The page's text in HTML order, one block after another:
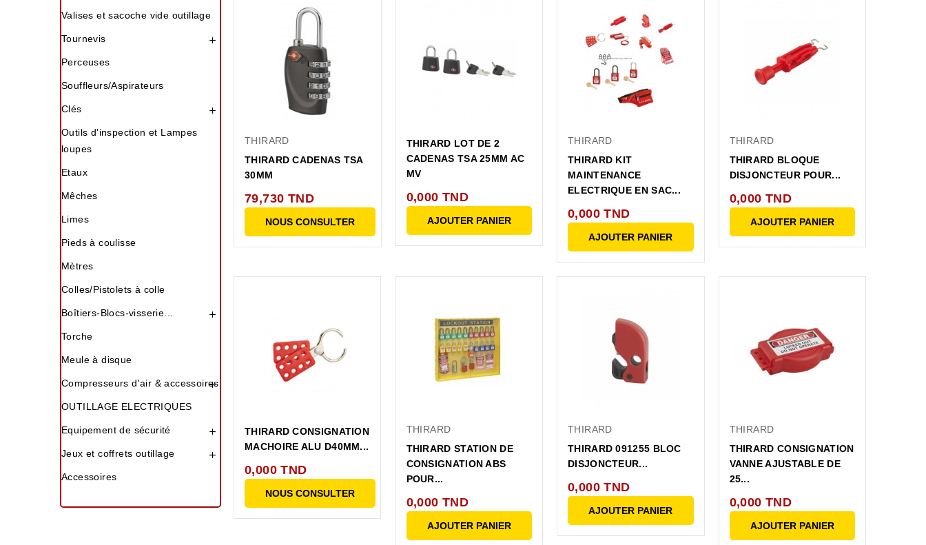
Valises et sacoche vide outillage
Tournevis 
Perceuses
Souffleurs/Aspirateurs
Clés 
Outils d'inspection et Lampes
loupes
Etaux
Mêches
Limes
Pieds à coulisse
Mètres
Colles/Pistolets à colle
Boîtiers-Blocs-visserie... 
Torche
Meule à disque
Compresseurs d'air & accessoires

OUTILLAGE ELECTRIQUES
Equipement de sécurité 
Jeux et coffrets outillage 
Accessoires
THIRARD
THIRARD CADENAS TSA
30MM
79,730 TND
NOUS CONSULTER
THIRARD LOT DE 2
CADENAS TSA 25MM AC
MV
0,000 TND
AJOUTER PANIER
THIRARD
THIRARD KIT
MAINTENANCE
ELECTRIQUE EN SAC...
0,000 TND
AJOUTER PANIER
THIRARD
THIRARD BLOQUE
DISJONCTEUR POUR...
0,000 TND
AJOUTER PANIER
THIRARD CONSIGNATION
MACHOIRE ALU D40MM...
0,000 TND
NOUS CONSULTER
THIRARD
THIRARD STATION DE
CONSIGNATION ABS
POUR...
0,000 TND
AJOUTER PANIER
THIRARD
THIRARD 091255 BLOC
DISJONCTEUR...
0,000 TND
AJOUTER PANIER
THIRARD
THIRARD CONSIGNATION
VANNE AJUSTABLE DE
25...
0,000 TND
AJOUTER PANIER